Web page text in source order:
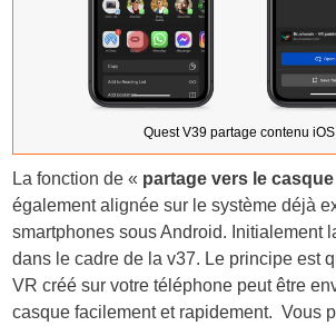
Quest V39 partage contenu iOS
La fonction de « partage vers le casque
également alignée sur le système déjà
smartphones sous Android. Initialement
dans le cadre de la v37. Le principe est
VR créé sur votre téléphone peut être
casque facilement et rapidement. Vous